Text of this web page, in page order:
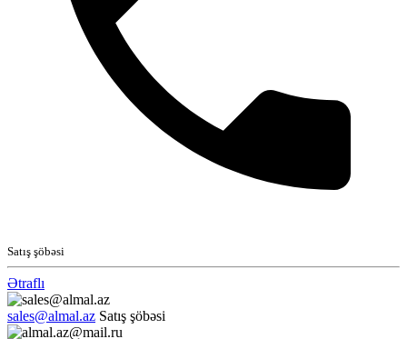
Satış şöbəsi
Ətraflı
sales@almal.az Satış şöbəsi